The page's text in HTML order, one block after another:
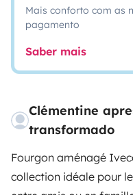
Mais conforto com as
pagamento
Saber mais
Clémentine
transformado
Fourgon aménagé
collection idéale pour